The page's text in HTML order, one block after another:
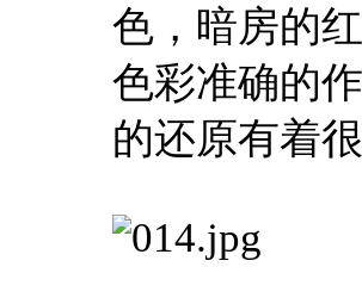
色，暗房的
色彩准确的
的还原有着